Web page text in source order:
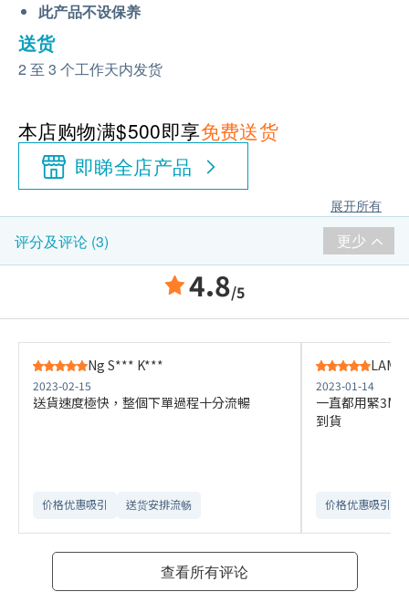
此产品不设保养
送货
2 至 3 个工作天内发货
本店购物满$500即享免费送货
即睇全店产品
展开所有
评分及评论 (3) 更少
4.8/5
Ng S*** K***
2023-02-15
送貨速度極快，整個下單過程十分流暢
价格优惠吸引 送货安排流畅
LAM
2023-01-14
一直都用緊3M
到貨
价格优惠吸引
查看所有评论